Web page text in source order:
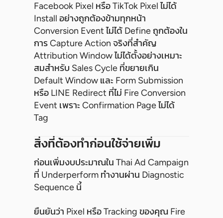
Facebook Pixel หรือ TikTok Pixel ไม่ได้
Install อย่างถูกต้องข้ามทุกหน้า
Conversion Event ไม่ได้ Define ถูกต้องใน
การ Capture Action จริงที่สำคัญ
Attribution Window ไม่ได้ตั้งอย่างเหมาะ
สมสำหรับ Sales Cycle ที่ขยายเกิน
Default Window และ Form Submission
หรือ LINE Redirect ที่ไม่ Fire Conversion
Event เพราะ Confirmation Page ไม่ได้
Tag
สิ่งที่ต้องทำก่อนใช้จ่ายเพิ่ม
ก่อนเพิ่มงบประมาณใน Thai Ad Campaign
ที่ Underperform ทำงานผ่าน Diagnostic
Sequence นี้
ยืนยันว่า Pixel หรือ Tracking ของคุณ Fire